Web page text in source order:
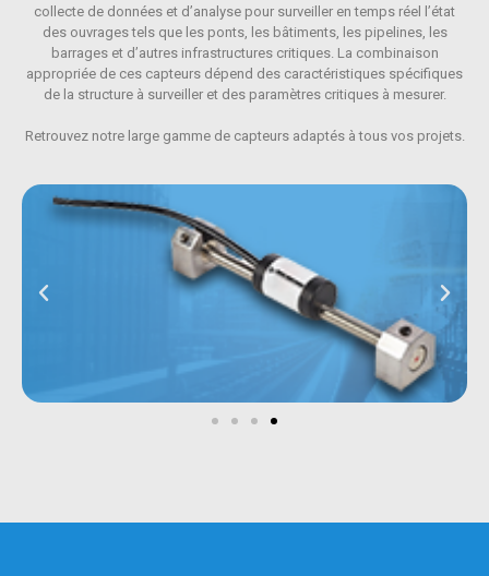
collecte de données et d’analyse pour surveiller en temps réel l’état
des ouvrages tels que les ponts, les bâtiments, les pipelines, les
barrages et d’autres infrastructures critiques. La combinaison
appropriée de ces capteurs dépend des caractéristiques spécifiques
de la structure à surveiller et des paramètres critiques à mesurer.
Retrouvez notre large gamme de capteurs adaptés à tous vos projets.